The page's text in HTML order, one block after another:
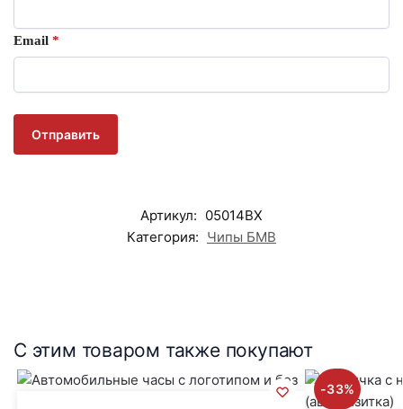
Email *
Артикул: 05014BX
Категория: Чипы БМВ
С этим товаром также покупают
-33%